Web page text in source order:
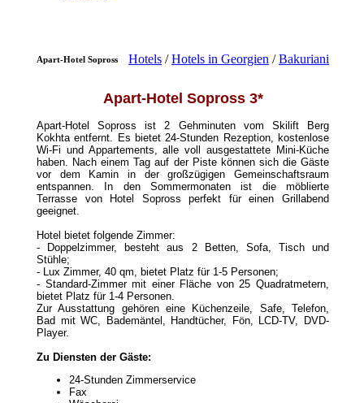
Apart-Hotel Sopross Hotels /Hotels in Georgien /Bakuriani
Apart-Hotel Sopross 3*
Apart-Hotel Sopross ist 2 Gehminuten vom Skilift Berg
Kokhta entfernt. Es bietet 24-Stunden Rezeption, kostenlose
Wi-Fi und Appartements, alle voll ausgestattete Mini-Küche
haben. Nach einem Tag auf der Piste können sich die Gäste
vor dem Kamin in der großzügigen Gemeinschaftsraum
entspannen. In den Sommermonaten ist die möblierte
Terrasse von Hotel Sopross perfekt für einen Grillabend
geeignet.
Hotel bietet folgende Zimmer:
- Doppelzimmer, besteht aus 2 Betten, Sofa, Tisch und
Stühle;
- Lux Zimmer, 40 qm, bietet Platz für 1-5 Personen;
- Standard-Zimmer mit einer Fläche von 25 Quadratmetern,
bietet Platz für 1-4 Personen.
Zur Ausstattung gehören eine Küchenzeile, Safe, Telefon,
Bad mit WC, Bademäntel, Handtücher, Fön, LCD-TV, DVD-
Player.
Zu Diensten der Gäste:
24-Stunden Zimmerservice
Fax